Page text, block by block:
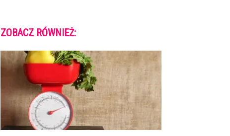
ZOBACZ RÓWNIEŻ: